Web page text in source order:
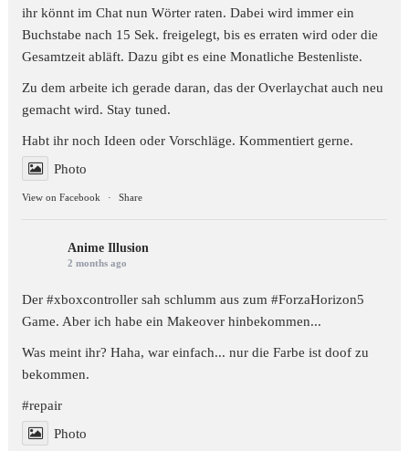
ihr könnt im Chat nun Wörter raten. Dabei wird immer ein
Buchstabe nach 15 Sek. freigelegt, bis es erraten wird oder die
Gesamtzeit abläft. Dazu gibt es eine Monatliche Bestenliste.
Zu dem arbeite ich gerade daran, das der Overlaychat auch neu
gemacht wird. Stay tuned.
Habt ihr noch Ideen oder Vorschläge. Kommentiert gerne.
Photo
View on Facebook · Share
Anime Illusion
2 months ago
Der #xboxcontroller sah schlumm aus zum#ForzaHorizon5
Game. Aber ich habe ein Makeover hinbekommen...
Was meint ihr? Haha, war einfach... nur die Farbe ist doof zu
bekommen.
#repair
Photo